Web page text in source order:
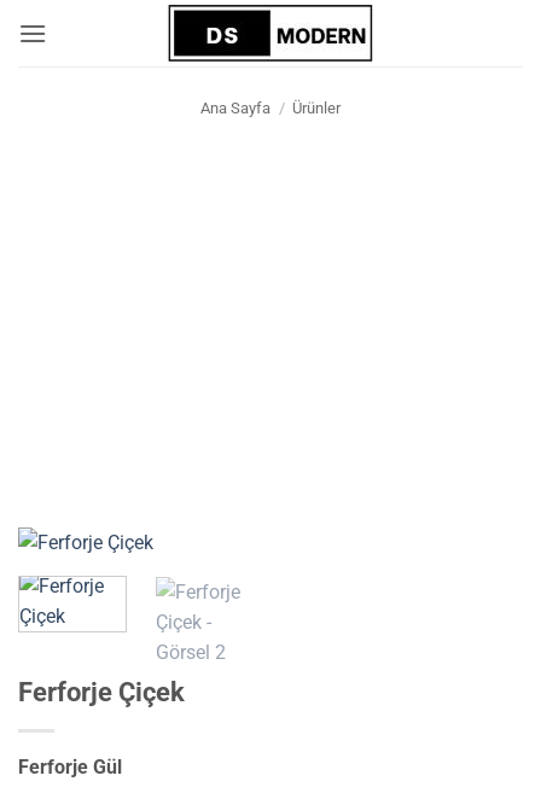
atla
Ana Sayfa / Ürünler
Ferforje Çiçek
Ferforje Gül